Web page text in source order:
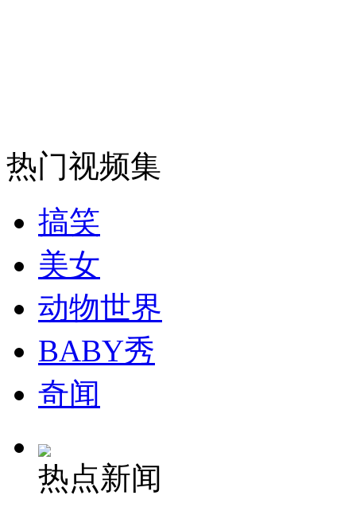
走！跟着总书记去植树
消防员救轻生者
纽约上演“枕头大战”
司机酒驾遇交警 急速倒车逃窜
热门视频集
搞笑
美女
动物世界
BABY秀
奇闻
热点新闻